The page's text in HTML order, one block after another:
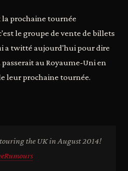
prochaine tournée
le groupe de vente de billets
a twitté aujourd'hui pour dire
au Royaume-Uni en
leur prochaine tournée.
the UK in August 2014!